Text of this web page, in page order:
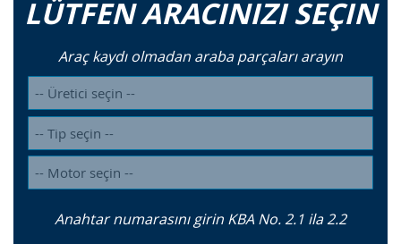
LÜTFEN ARACINIZI SEÇIN
Araç kaydı olmadan araba parçaları arayın
Anahtar numarasını girin KBA No. 2.1 ila 2.2